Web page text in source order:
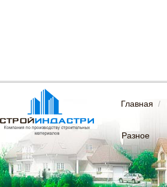
Главная /
Разное